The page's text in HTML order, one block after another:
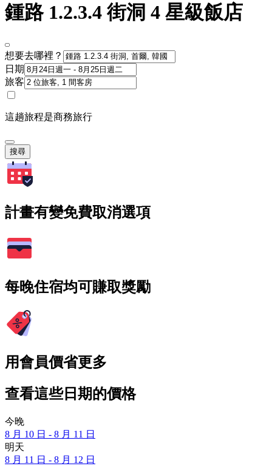
鍾路 1.2.3.4 街洞 4 星級飯店
想要去哪裡？
日期
旅客
這趟旅程是商務旅行
搜尋
計畫有變免費取消選項
每晚住宿均可賺取獎勵
用會員價省更多
查看這些日期的價格
今晚
8 月 10 日 - 8 月 11 日
明天
8 月 11 日 - 8 月 12 日